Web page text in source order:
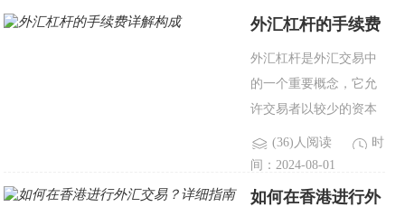
（Ask）之间的差距。一
易成本越低。本文将详
细探讨15点差的外汇平..
外汇杠杆的手续费
外汇杠杆是外汇交易中
的一个重要概念，它允
许交易者以较少的资本
进行较大的交易。然
而，这种便利性通常伴
随着各种手续费。了解
(36)人阅读
时
间：2024-08-01
如何在香港进行外